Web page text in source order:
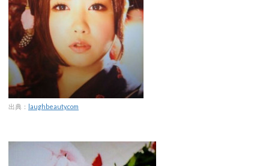
出典： laughbeauty.com